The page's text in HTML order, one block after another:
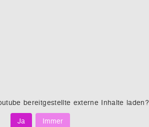
bereitgestellte externe Inhalte laden?
Ja
Immer